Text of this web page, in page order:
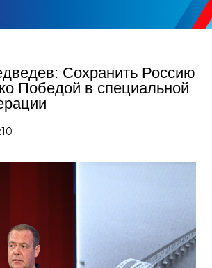
Сохранить Россию
Победой в специальной